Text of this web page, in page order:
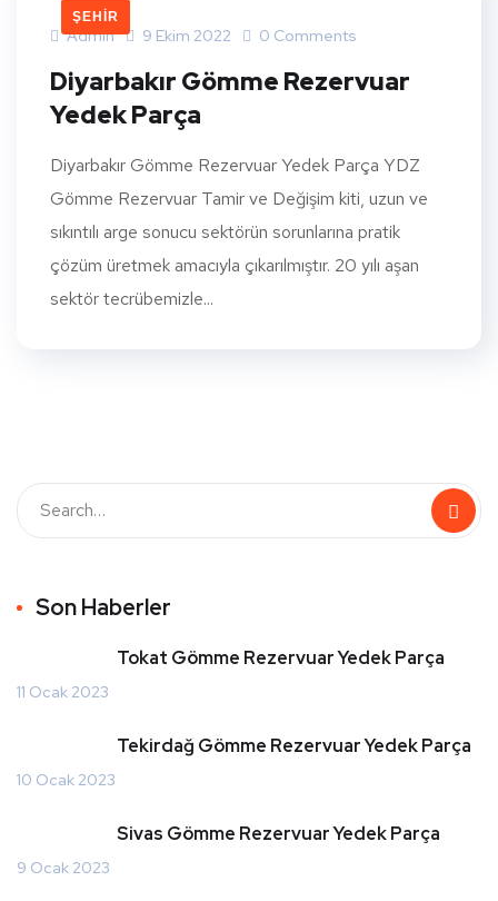
ŞEHIR
Admin 9 Ekim 2022 0 Comments
Diyarbakır Gömme Rezervuar
Yedek Parça
Diyarbakır Gömme Rezervuar Yedek Parça YDZ
Gömme Rezervuar Tamir ve Değişim kiti, uzun ve
sıkıntılı arge sonucu sektörün sorunlarına pratik
çözüm üretmek amacıyla çıkarılmıştır. 20 yılı aşan
sektör tecrübemizle...
Son Haberler
Tokat Gömme Rezervuar Yedek Parça
11 Ocak 2023
Tekirdağ Gömme Rezervuar Yedek Parça
10 Ocak 2023
Sivas Gömme Rezervuar Yedek Parça
9 Ocak 2023